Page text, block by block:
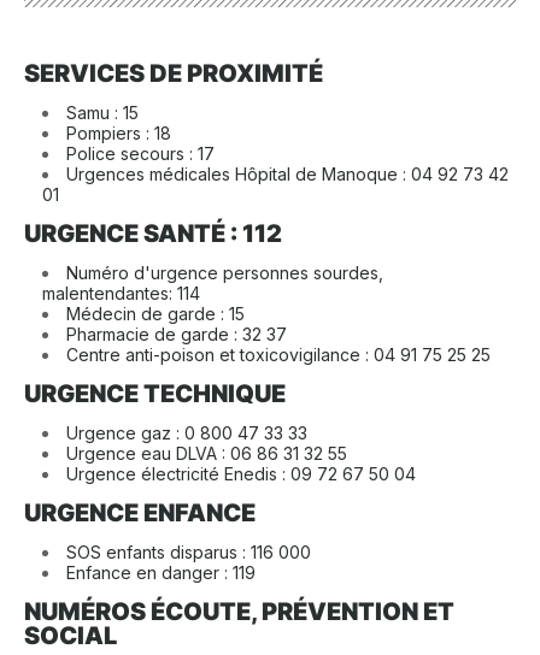
SERVICES DE PROXIMITÉ
Samu : 15
Pompiers : 18
Police secours : 17
Urgences médicales Hôpital de Manoque : 04 92 73 42
01
URGENCE SANTÉ : 112
Numéro d'urgence personnes sourdes,
malentendantes: 114
Médecin de garde : 15
Pharmacie de garde : 32 37
Centre anti-poison et toxicovigilance : 04 91 75 25 25
URGENCE TECHNIQUE
Urgence gaz : 0 800 47 33 33
Urgence eau DLVA : 06 86 31 32 55
Urgence électricité Enedis : 09 72 67 50 04
URGENCE ENFANCE
SOS enfants disparus : 116 000
Enfance en danger : 119
NUMÉROS ÉCOUTE, PRÉVENTION ET
SOCIAL